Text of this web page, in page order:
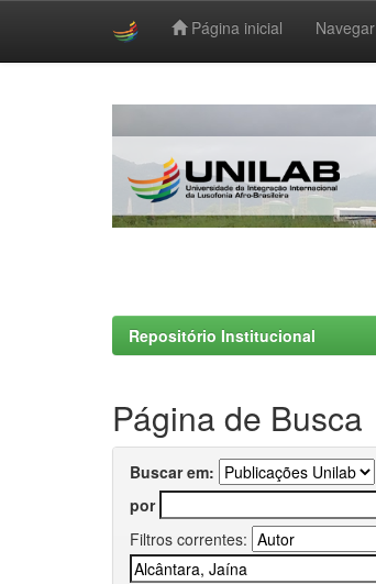
Página inicial Navegar
Repositório Institucional
Página de Busca
Buscar em:
por
Filtros correntes: